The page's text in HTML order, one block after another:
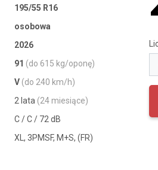
195/55 R16
osobowa
2026
91 (do 615 kg/oponę)
V (do 240 km/h)
2 lata (24 miesiące)
C / C / 72 dB
XL, 3PMSF, M+S, (FR)